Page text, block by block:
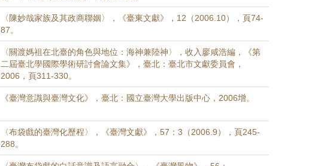
〈陳妙哉家族及其政商聯姻〉，《臺東文獻》，12（2006.10），頁74-
87。
〈關渡媽祖在北臺的角色與地位：海神兼陸神〉，收入廖咸浩編，《第
二屆臺北學國際學術研討會論文集》，臺北：臺北市文獻委員會，
2006，頁311-330。
《臺灣意識與臺灣文化》，臺北：國立臺灣大學出版中心，2006增。
〈布袋戲的臺灣化歷程〉，《臺灣文獻》，57：3（2006.9），頁245-
288。